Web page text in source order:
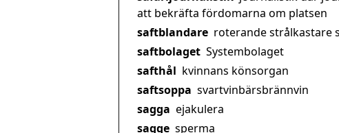
att bekräfta fördomarna om platsen
saftblandare roterande strålkastare
saftbolaget Systembolaget
safthål kvinnans könsorgan
saftsoppa svartvinbärsbrännvin
sagga ejakulera
sagge sperma